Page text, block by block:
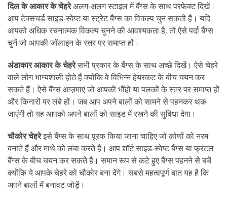
दिल के आकार के चेहरेअलग-अलग स्टाइल में बैंग्स के साथ परफेक्ट दिखें।
आप टेक्सचर्ड साइड-स्वेप्ट या स्ट्रेट बैंग्स का विकल्प चुन सकती हैं। यदि
आपको अधिक रचनात्मक विकल्प चुनने की आवश्यकता है, तो ऐसे पर्दा बैंग्स
चुनें जो आपकी जॉलाइन के स्तर पर समाप्त हों।
अंडाकार आकार के चेहरेसभी प्रकार के बैंग्स के साथ अच्छे दिखें। ऐसे चेहरे
वाले लोग भाग्यशाली होते हैं क्योंकि वे विभिन्न हेयरकट के बीच चयन कर
सकते हैं। ऐसे बैंग्स आज़माएं जो आपकी भौंहों या पलकों के स्तर पर समाप्त हों
और किनारों पर लंबे हों। जब आप अपने बालों को सामने से पहनकर थक
जाएंगी तो यह आपको अपने बालों को साइड में रखने की सुविधा देगा।
चौकोर चेहरेइसे बैंग्स के साथ पूरक किया जाना चाहिए जो कोणों को नरम
बनाते हैं और माथे को लंबा करते हैं। आप शॉर्ट साइड-स्वेप्ट बैंग्स या फ्रंटल
बैंग्स के बीच चयन कर सकते हैं। समान रूप से कटे हुए बैंग्स पहनने से बचें
क्योंकि ये आपके चेहरे को चौकोर बना देंगे। सबसे महत्वपूर्ण बात यह है कि
अपने बालों में बनावट जोड़ें।